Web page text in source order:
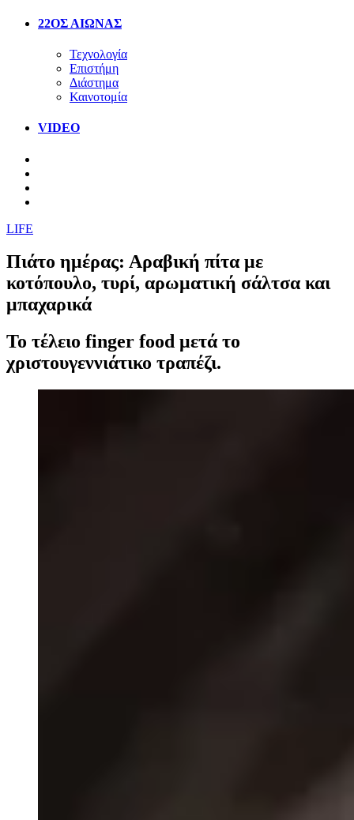
22ΟΣ ΑΙΩΝΑΣ
Τεχνολογία
Επιστήμη
Διάστημα
Καινοτομία
VIDEO
LIFE
Πιάτο ημέρας: Αραβική πίτα με
κοτόπουλο, τυρί, αρωματική σάλτσα και
μπαχαρικά
Το τέλειο finger food μετά το
χριστουγεννιάτικο τραπέζι.